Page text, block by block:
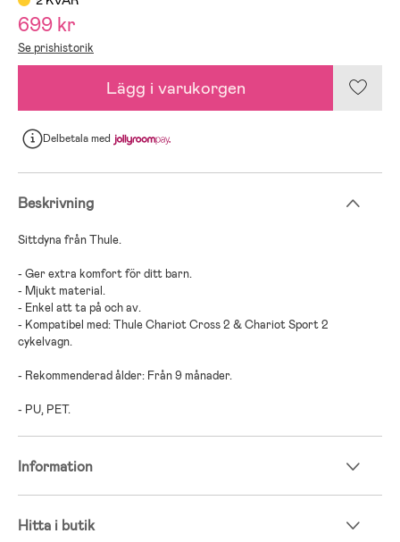
699 kr
Se prishistorik
Lägg i varukorgen
Delbetalamed
Beskrivning
Sittdyna från Thule.
- Ger extra komfort för ditt barn.
- Mjukt material.
- Enkel att ta på och av.
- Kompatibel med: Thule Chariot Cross 2 & Chariot Sport 2
cykelvagn.
- Rekommenderad ålder: Från 9 månader.
- PU, PET.
Information
Hitta i butik